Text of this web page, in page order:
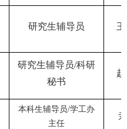
研究生辅导员
研究生辅导员/科研
秘书
本科生辅导员/学工办
主任